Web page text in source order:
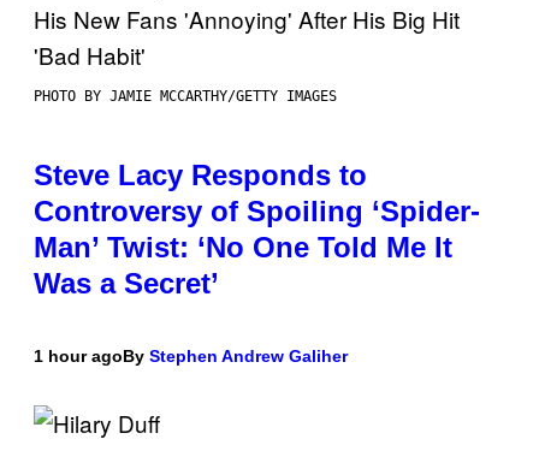
PHOTO BY JAMIE MCCARTHY/GETTY IMAGES
Steve Lacy Responds to
Controversy of Spoiling ‘Spider-
Man’ Twist: ‘No One Told Me It
Was a Secret’
1 hour agoBy Stephen Andrew Galiher